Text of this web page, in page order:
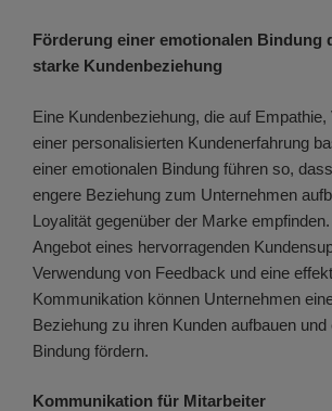
Förderung einer emotionalen Bindung
starke Kundenbeziehung
Eine Kundenbeziehung, die auf Empathie,
einer personalisierten Kundenerfahrung
einer emotionalen Bindung führen so,
engere Beziehung zum Unternehmen
Loyalität gegenüber der Marke
Angebot eines hervorragenden
Verwendung von Feedback und eine
Kommunikation können Unternehmen
Beziehung zu ihren Kunden aufbauen
Bindung fördern.
Kommunikation für Mitarbeiter